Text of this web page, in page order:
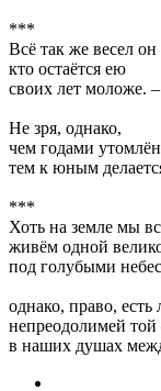
***
Всё так же весел
кто остаётся ею
своих лет моложе. –
Не зря, однако,
чем годами
тем к юным
***
Хоть на земле мы
живём одной
под голубыми
однако, право, есть
непреодолимей той
в наших душах